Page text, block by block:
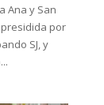
Ana y San
presidida por
SJ, y